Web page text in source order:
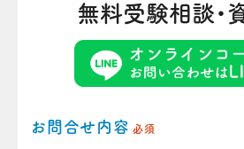
無料受験相談・
お問合せ内容 必須